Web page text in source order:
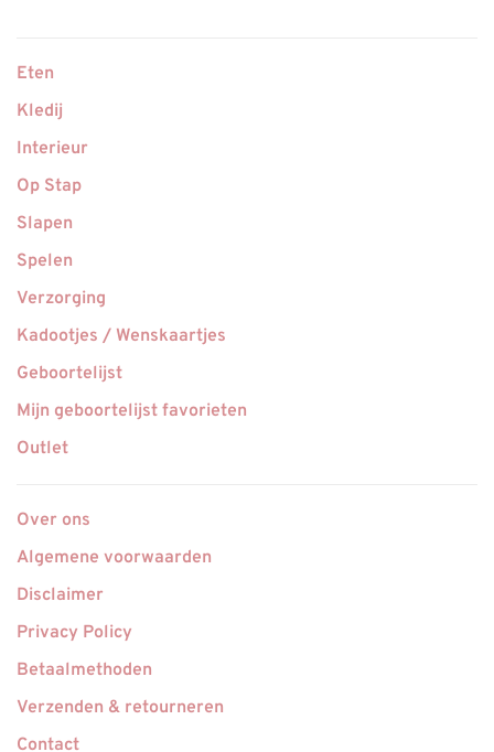
Eten
Kledij
Interieur
Op Stap
Slapen
Spelen
Verzorging
Kadootjes / Wenskaartjes
Geboortelijst
Mijn geboortelijst favorieten
Outlet
Over ons
Algemene voorwaarden
Disclaimer
Privacy Policy
Betaalmethoden
Verzenden & retourneren
Contact